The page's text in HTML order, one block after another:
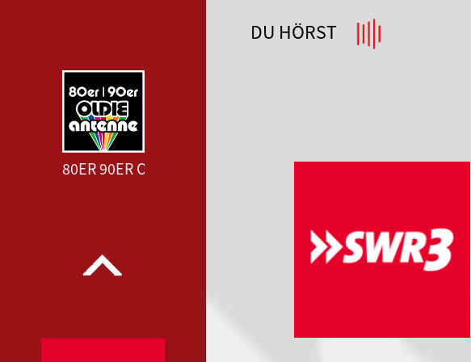
DEUTSCHLANDFUNK --- DEUTSCHLANDFUNK ---
80ER 90ER OLDIE ANTENNE --- 80ER 90ER OLDIE ANTENNE ---
DU HÖRST